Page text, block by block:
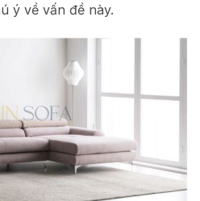
ý về vấn đề này.